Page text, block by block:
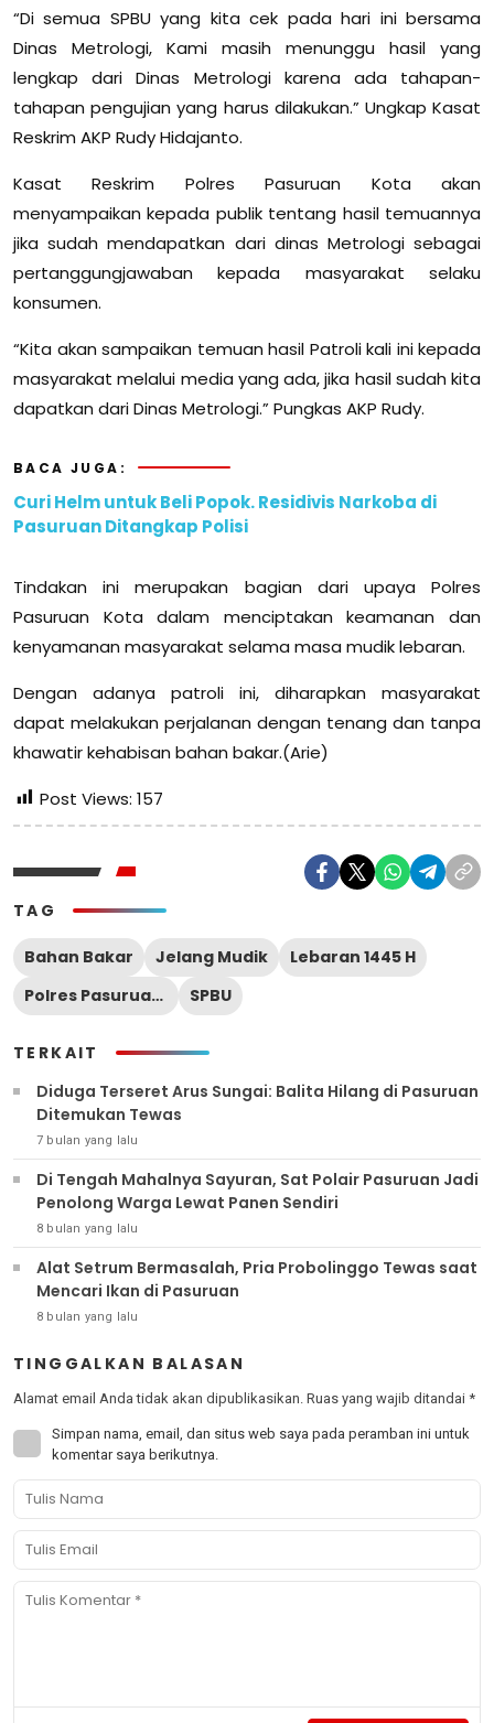
“Di semua SPBU yang kita cek pada hari ini bersama
Dinas Metrologi, Kami masih menunggu hasil yang
lengkap dari Dinas Metrologi karena ada tahapan-
tahapan pengujian yang harus dilakukan.” Ungkap Kasat
Reskrim AKP Rudy Hidajanto.
Kasat Reskrim Polres Pasuruan Kota akan
menyampaikan kepada publik tentang hasil temuannya
jika sudah mendapatkan dari dinas Metrologi sebagai
pertanggungjawaban kepada masyarakat selaku
konsumen.
“Kita akan sampaikan temuan hasil Patroli kali ini kepada
masyarakat melalui media yang ada, jika hasil sudah kita
dapatkan dari Dinas Metrologi.” Pungkas AKP Rudy.
BACA JUGA:
Curi Helm untuk Beli Popok. Residivis Narkoba di
Pasuruan Ditangkap Polisi
Tindakan ini merupakan bagian dari upaya Polres
Pasuruan Kota dalam menciptakan keamanan dan
kenyamanan masyarakat selama masa mudik lebaran.
Dengan adanya patroli ini, diharapkan masyarakat
dapat melakukan perjalanan dengan tenang dan tanpa
khawatir kehabisan bahan bakar.(Arie)
Post Views: 157
TAG
Bahan Bakar Jelang Mudik
Lebaran 1445 H
Polres Pasuruan Kota
SPBU
TERKAIT
Diduga Terseret Arus Sungai: Balita Hilang di Pasuruan
Ditemukan Tewas
7 bulan yang lalu
Di Tengah Mahalnya Sayuran, Sat Polair Pasuruan Jadi
Penolong Warga Lewat Panen Sendiri
8 bulan yang lalu
Alat Setrum Bermasalah, Pria Probolinggo Tewas saat
Mencari Ikan di Pasuruan
8 bulan yang lalu
TINGGALKAN BALASAN
Alamat email Anda tidak akan dipublikasikan. Ruas yang wajib ditandai *
Simpan nama, email, dan situs web saya pada peramban ini untuk
komentar saya berikutnya.